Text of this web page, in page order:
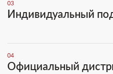
03
Индивидуальный
04
Официальный